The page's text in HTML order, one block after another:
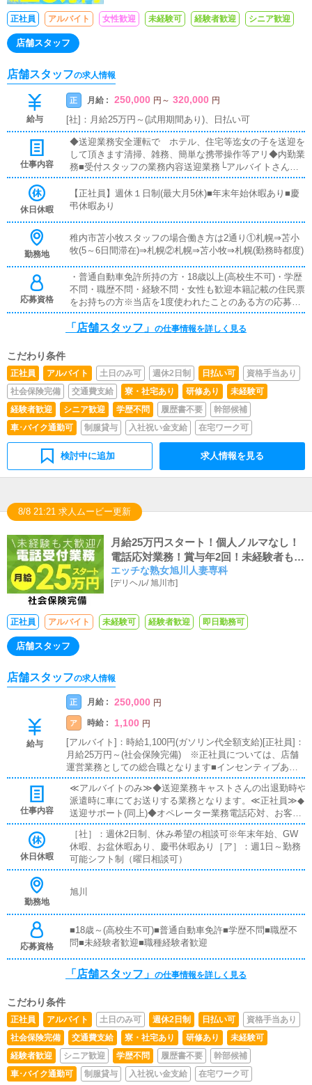
正社員 アルバイト 女性歓迎 未経験可 経験者歓迎 シニア歓迎
店舗スタッフ
店舗スタッフの求人情報
給与
正 月給 : 250,000 円 ～ 320,000 円
[社]：月給25万円～(試用期間あり)、日払い可
仕事内容
◆送迎業務安全運転で ホテル、住宅等迄女の子を送迎を
して頂きます清掃、雑務、簡単な携帯操作等アリ◆内勤業
務■受付スタッフの業務内容送迎業務└アルバイトさんの
シフト状況に応じて送迎業務をしてもらいます。内勤業
務・PC業務└へブンネットなどの風俗ポータルサイトの
更新業務、データ入力を行います。・受付業務└電話オペ
だき、送迎の手配を整えていただきます。
休日休暇
【正社員】週休１日制(最大月5休)■年末年始休暇あり■慶
弔休暇あり
勤務地
稚内市苫小牧スタッフの場合働き方は2通り①札幌⇒苫小
牧(5～6日間滞在)⇒札幌②札幌⇒苫小牧⇒札幌(勤務時都度)
応募資格
・普通自動車免許所持の方・18歳以上(高校生不可)・学歴
不問・職歴不問・経験不問・女性も歓迎本籍記載の住民票
をお持ちの方※当店を1度使われたことのある方の応募は
ご遠慮ください
「店舗スタッフ」 の仕事情報を詳しく見る
こだわり条件
正社員 アルバイト 土日のみ可 週休2日制 日払い可
資格手当あり
社会保険完備
交通費支給 寮・社宅あり 研修あり
未経験可
経験者歓迎
シニア歓迎 学歴不問 履歴書不要
幹部候補
車･バイク通勤可
制服貸与 入社祝い金支給 在宅ワーク可
検討中に追加 求人情報を見る
8/8 21:21 求人ムービー更新
月給25万円スタート！個人ノルマなし！
電話応対業務！賞与年2回！未経験者も多
数在職中！
エッチな熟女旭川人妻専科
[デリヘル/ 旭川市]
正社員 アルバイト 未経験可 経験者歓迎 即日勤務可
店舗スタッフ
店舗スタッフの求人情報
給与
正 月給 : 250,000 円
ア 時給 : 1,100 円
[アルバイト]：時給1,100円(ガソリン代全額支給)[正社員]：
月給25万円～(社会保険完備) ※正社員については、店舗
運営業務としての総合職となります■インセンティブあり■
賞与あり■昇給あり
仕事内容
≪アルバイトのみ≫◆送迎業務キャストさんの出退勤時や
派遣時に車にてお送りする業務となります。≪正社員≫◆
送迎サポート(同上)◆オペレーター業務電話応対、お客様
からのお問合せ時にコースや料金説明を致します。◆PC
業務WEBサイト情報のデータ更新やデータ入力の作業と
なります。◆事務所清掃簡易的な清掃業務。出勤時に掃除
機で環境整備します。
休日休暇
［社］：週休2日制、休み希望の相談可※年末年始、GW
休暇、お盆休暇あり、慶弔休暇あり［ア］：週1日～勤務
可能シフト制（曜日相談可）
勤務地
旭川
応募資格
■18歳～(高校生不可)■普通自動車免許■学歴不問■職歴不
問■未経験者歓迎■職種経験者歓迎
「店舗スタッフ」 の仕事情報を詳しく見る
こだわり条件
正社員 アルバイト 土日のみ可 週休2日制 日払い可
資格手当あり
社会保険完備
交通費支給 寮・社宅あり 研修あり
未経験可
経験者歓迎
シニア歓迎 学歴不問 履歴書不要
幹部候補
車･バイク通勤可
制服貸与 入社祝い金支給 在宅ワーク可